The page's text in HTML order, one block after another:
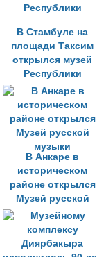
В Стамбуле на
площади Таксим
открылся музей
Республики
В Анкаре в
историческом
районе открылся
Музей русской
музыки